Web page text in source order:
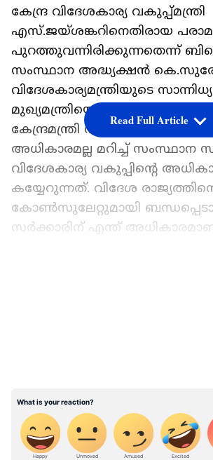
കേന്ദ്ര വിദേശകാര്യ വകുപ്പ്മന്ത്രി
എസ്.ജയ്ശങ്കറിനെതിരായ
പുറത്തുവന്നിരിക്കുന്നതെന്ന്
സംസ്ഥാന അദ്ധ്യക്ഷൻ
വിദേശകാര്യമന്ത്രിയുടെ
മുഖ്യമന്ത്രിയെ
കേന്ദ്രമന്ത്രി സംസ്ഥാന
അധികാരമല്ല മറിച്ച് സംസ്ഥാന
വിദേശകാര്യ വകുപ്പിന്‍റെ
കയ്യേറുന്നത്. വിദേശ
കോൺസുലേറ്റുമായി
സർക്കാരിന് എന്ത്
സന്ദർശിക്കുന്നതിൽ
പ്രകടിപ്പിക്കുന്നത് ഭയം
പദ്ധതികളും വഴിമാറ്റി
Read Full Article